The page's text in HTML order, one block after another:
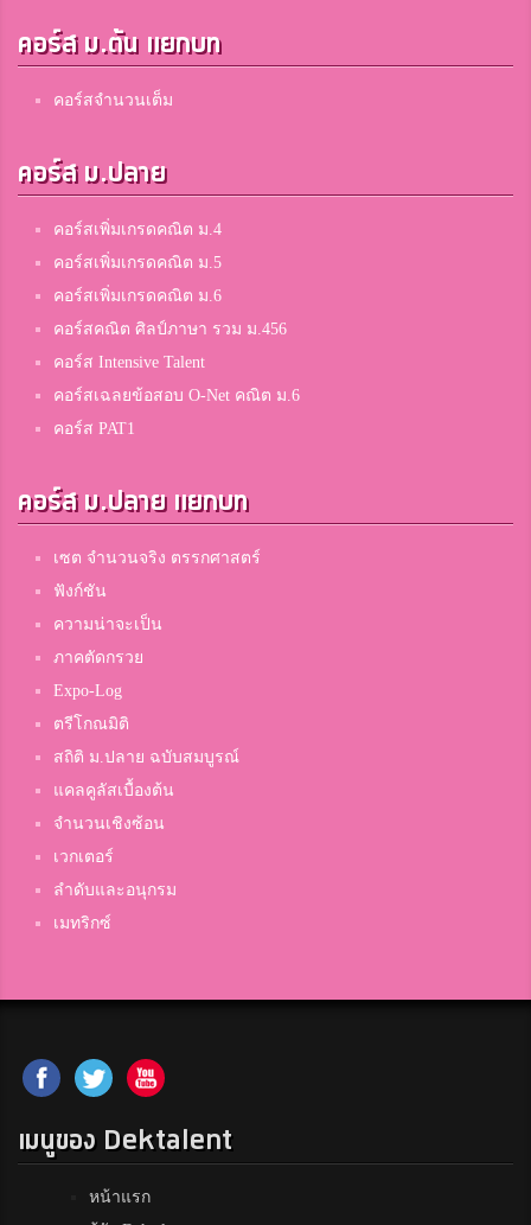
คอร์ส ม.ต้น แยกบท
คอร์สจำนวนเต็ม
คอร์ส ม.ปลาย
คอร์สเพิ่มเกรดคณิต ม.4
คอร์สเพิ่มเกรดคณิต ม.5
คอร์สเพิ่มเกรดคณิต ม.6
คอร์สคณิต ศิลป์ภาษา รวม ม.456
คอร์ส Intensive Talent
คอร์สเฉลยข้อสอบ O-Net คณิต ม.6
คอร์ส PAT1
คอร์ส ม.ปลาย แยกบท
เซต จำนวนจริง ตรรกศาสตร์
ฟังก์ชัน
ความน่าจะเป็น
ภาคตัดกรวย
Expo-Log
ตรีโกณมิติ
สถิติ ม.ปลาย ฉบับสมบูรณ์
แคลคูลัสเบื้องต้น
จำนวนเชิงซ้อน
เวกเตอร์
ลำดับและอนุกรม
เมทริกซ์
เมนูของ Dektalent
หน้าแรก